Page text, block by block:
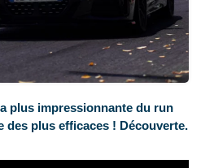
plus impressionnante du run
des plus efficaces ! Découverte.